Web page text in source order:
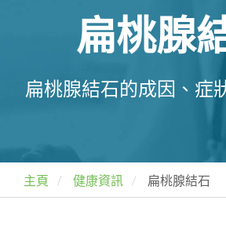
扁桃腺
扁桃腺結石的成因、症
主頁 健康資訊 扁桃腺結石